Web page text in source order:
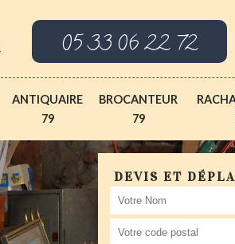
05 33 06 22 72
ANTIQUAIRE
79
BROCANTEUR
79
DEVIS ET